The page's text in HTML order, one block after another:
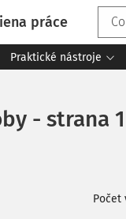
práce
Praktické nástroje
- strana 1
Počet